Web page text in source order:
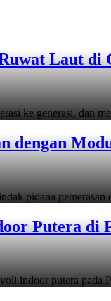
Laut di
ke generasi, dan
dengan
pidana
Putera di
indoor putera pada